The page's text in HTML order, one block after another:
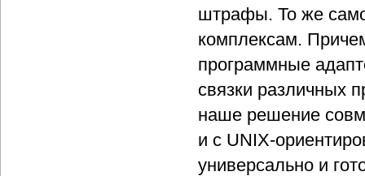
штрафы. То же
комплексам.
программные
связки различных
наше решение
и с UNIX-
универсально и